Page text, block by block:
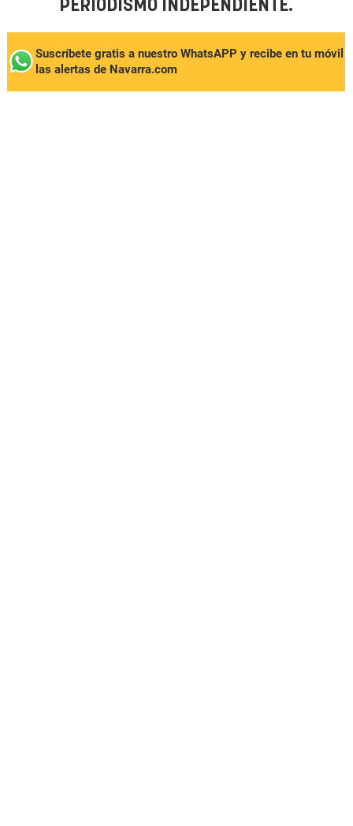
PERIODISMO INDEPENDIENTE.
Suscríbete gratis a nuestro WhatsAPP y recibe en tu móvil
las alertas de Navarra.com